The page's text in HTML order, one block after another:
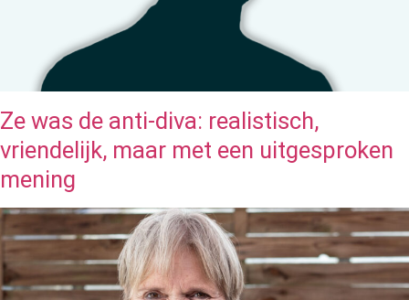
Ze was de anti-diva: realistisch,
vriendelijk, maar met een uitgesproken
mening